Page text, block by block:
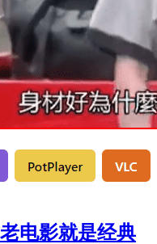
电影就是经典